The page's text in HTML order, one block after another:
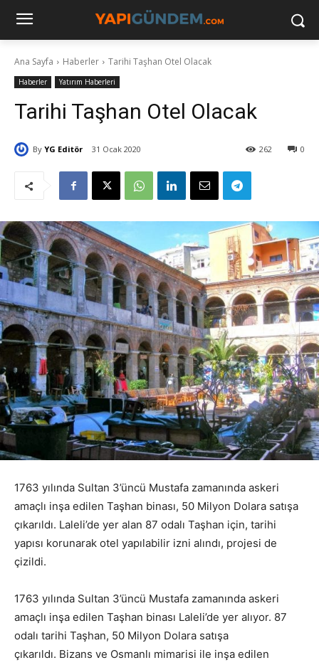
Ana Sayfa Haberler Tarihi Taşhan Otel Olacak
Haberler Yatırım Haberleri
Tarihi Taşhan Otel Olacak
By YG Editör 31 Ocak 2020 0
262
1763 yılında Sultan 3’üncü Mustafa zamanında askeri
amaçlı inşa edilen Taşhan binası, 50 Milyon Dolara satışa
çıkarıldı. Laleli’de yer alan 87 odalı Taşhan için, tarihi
yapısı korunarak otel yapılabilir izni alındı, projesi de
çizildi.
1763 yılında Sultan 3’üncü Mustafa zamanında askeri
amaçlı inşa edilen Taşhan binası Laleli’de yer alıyor. 87
odalı tarihi Taşhan, 50 Milyon Dolara satışa
çıkarıldı. Bizans ve Osmanlı mimarisi ile inşa edilen